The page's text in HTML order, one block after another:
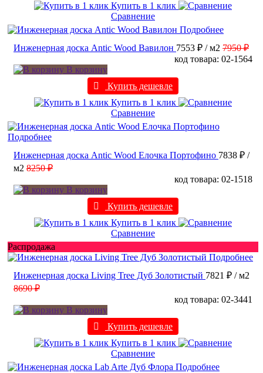
Купить в 1 клик
Сравнение
Подробнее
Инженерная доска Antic Wood Вавилон 7553 ₽ / м2 7950 ₽
код товара: 02-1564
В корзину
Купить дешевле
Купить в 1 клик
Сравнение
Подробнее
Инженерная доска Antic Wood Елочка Портофино 7838 ₽ /
м2 8250 ₽
код товара: 02-1518
В корзину
Купить дешевле
Купить в 1 клик
Сравнение
Распродажа
Подробнее
Инженерная доска Living Tree Дуб Золотистый 7821 ₽ / м2
8690 ₽
код товара: 02-3441
В корзину
Купить дешевле
Купить в 1 клик
Сравнение
Подробнее